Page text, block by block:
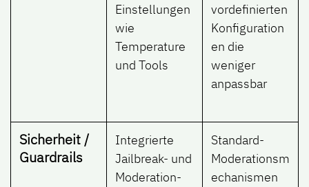
Einstellungen
wie
Temperature
und Tools
vordefinierten
Konfiguration
en die
weniger
anpassbar
Sicherheit /
Guardrails
Integrierte
Jailbreak- und
Moderation-
Standard-
Moderationsm
echanismen